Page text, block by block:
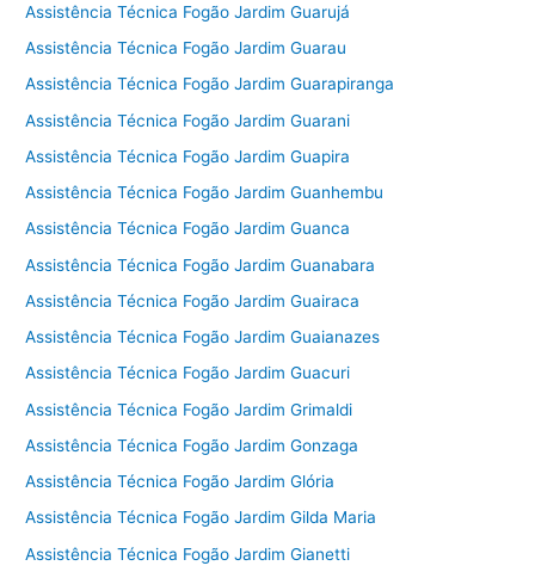
Assistência Técnica Fogão Jardim Guarujá
Assistência Técnica Fogão Jardim Guarau
Assistência Técnica Fogão Jardim Guarapiranga
Assistência Técnica Fogão Jardim Guarani
Assistência Técnica Fogão Jardim Guapira
Assistência Técnica Fogão Jardim Guanhembu
Assistência Técnica Fogão Jardim Guanca
Assistência Técnica Fogão Jardim Guanabara
Assistência Técnica Fogão Jardim Guairaca
Assistência Técnica Fogão Jardim Guaianazes
Assistência Técnica Fogão Jardim Guacuri
Assistência Técnica Fogão Jardim Grimaldi
Assistência Técnica Fogão Jardim Gonzaga
Assistência Técnica Fogão Jardim Glória
Assistência Técnica Fogão Jardim Gilda Maria
Assistência Técnica Fogão Jardim Gianetti